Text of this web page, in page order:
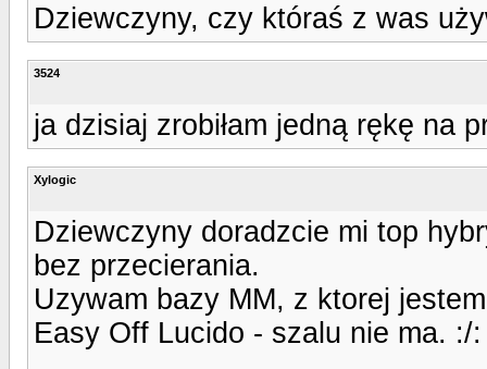
Dziewczyny, czy któraś z was
3524
ja dzisiaj zrobiłam jedną rękę na
Xylogic
Dziewczyny doradzcie mi top
bez przecierania.
Uzywam bazy MM, z ktorej
Easy Off Lucido - szalu nie ma.